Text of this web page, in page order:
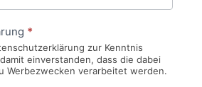
*
zur Kenntnis
einverstanden, dass die dabei
Werbezwecken verarbeitet werden.